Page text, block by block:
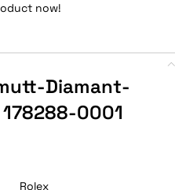
now!
Diamant-
0001
Rolex